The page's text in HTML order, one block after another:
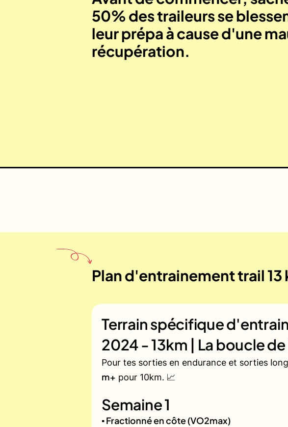
50% des traileurs se
leur prépa à cause d'une
récupération.
Plan d'entrainement trail 13
Terrain spécifique
2024 - 13km | La boucle
Pour tes sorties en endurance et sorties
m+ pour 10km. 📈
Semaine 1
▪️ Fractionné en côte (VO2max)